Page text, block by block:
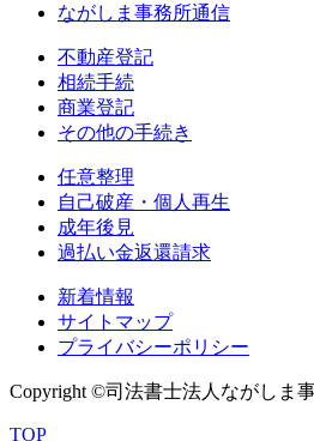
ながしま事務所通信
不動産登記
相続手続
商業登記
その他の手続き
任意整理
自己破産・個人再生
成年後見
過払い金返還請求
新着情報
サイトマップ
プライバシーポリシー
Copyright ©司法書士法人ながしま
TOP